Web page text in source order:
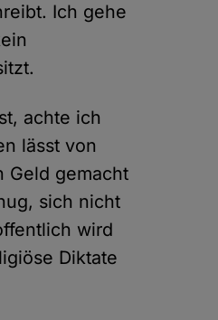
Ich gehe
achte ich
lässt von
Geld gemacht
sich nicht
wird
Diktate